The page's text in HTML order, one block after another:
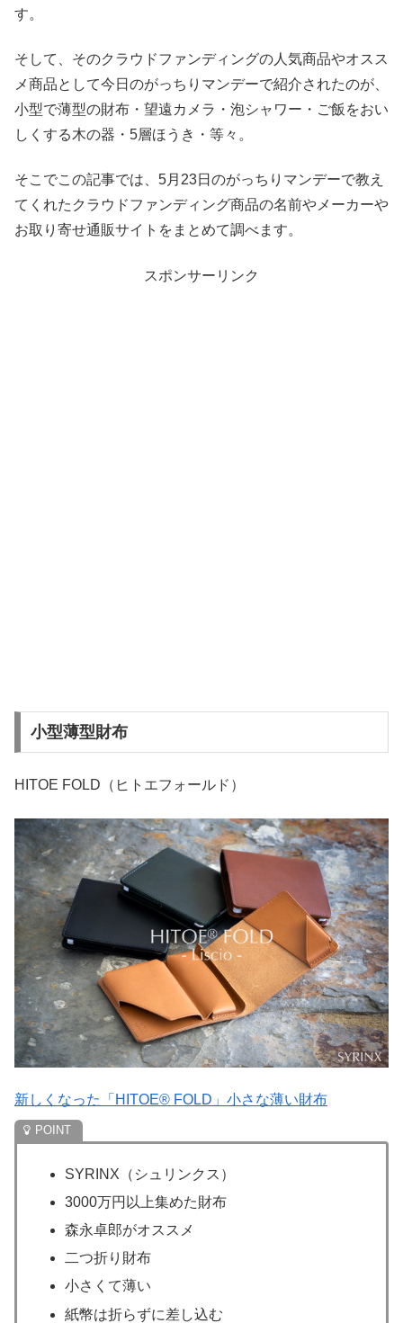
す。
そして、そのクラウドファンディングの人気商品やオスス
メ商品として今日のがっちりマンデーで紹介されたのが、
小型で薄型の財布・望遠カメラ・泡シャワー・ご飯をおい
しくする木の器・5層ほうき・等々。
そこでこの記事では、5月23日のがっちりマンデーで教え
てくれたクラウドファンディング商品の名前やメーカーや
お取り寄せ通販サイトをまとめて調べます。
スポンサーリンク
小型薄型財布
HITOE FOLD（ヒトエフォールド）
新しくなった「HITOE® FOLD」小さな薄い財布
SYRINX（シュリンクス）
3000万円以上集めた財布
森永卓郎がオススメ
二つ折り財布
小さくて薄い
紙幣は折らずに差し込む